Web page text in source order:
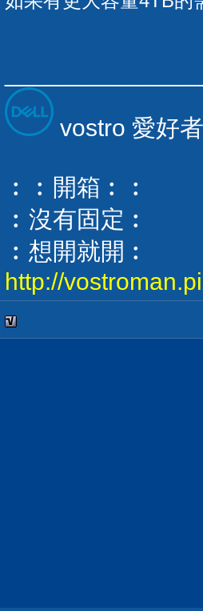
vostro 愛好
︰︰開箱︰︰
︰沒有固定︰
︰想開就開︰
http://